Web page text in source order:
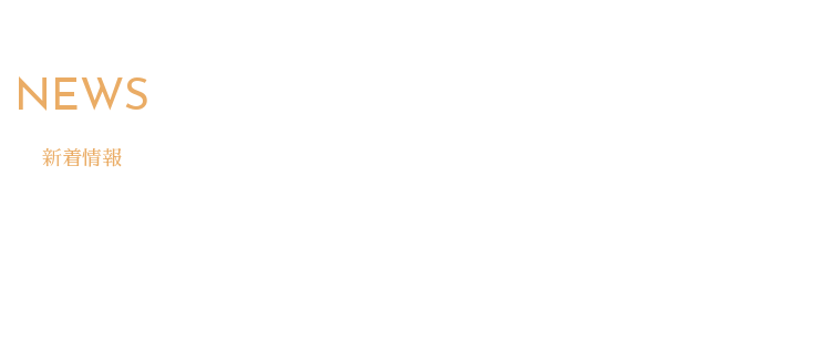
NEWS
新着情報